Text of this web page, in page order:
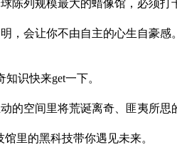
陈列规模最大的蜡像馆，必须打
，会让你不由自主的心生自豪感。
识快来get一下。
的空间里将荒诞离奇、匪夷所思
里的黑科技带你遇见未来。